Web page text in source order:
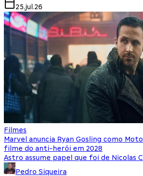
25.jul.26
Filmes
Marvel anuncia Ryan Gosling como
filme do anti-herói em 2028
Astro assume papel que foi de Nicolas
Pedro Siqueira